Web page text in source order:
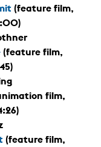
(feature film,
(feature film,
film,
(feature film,